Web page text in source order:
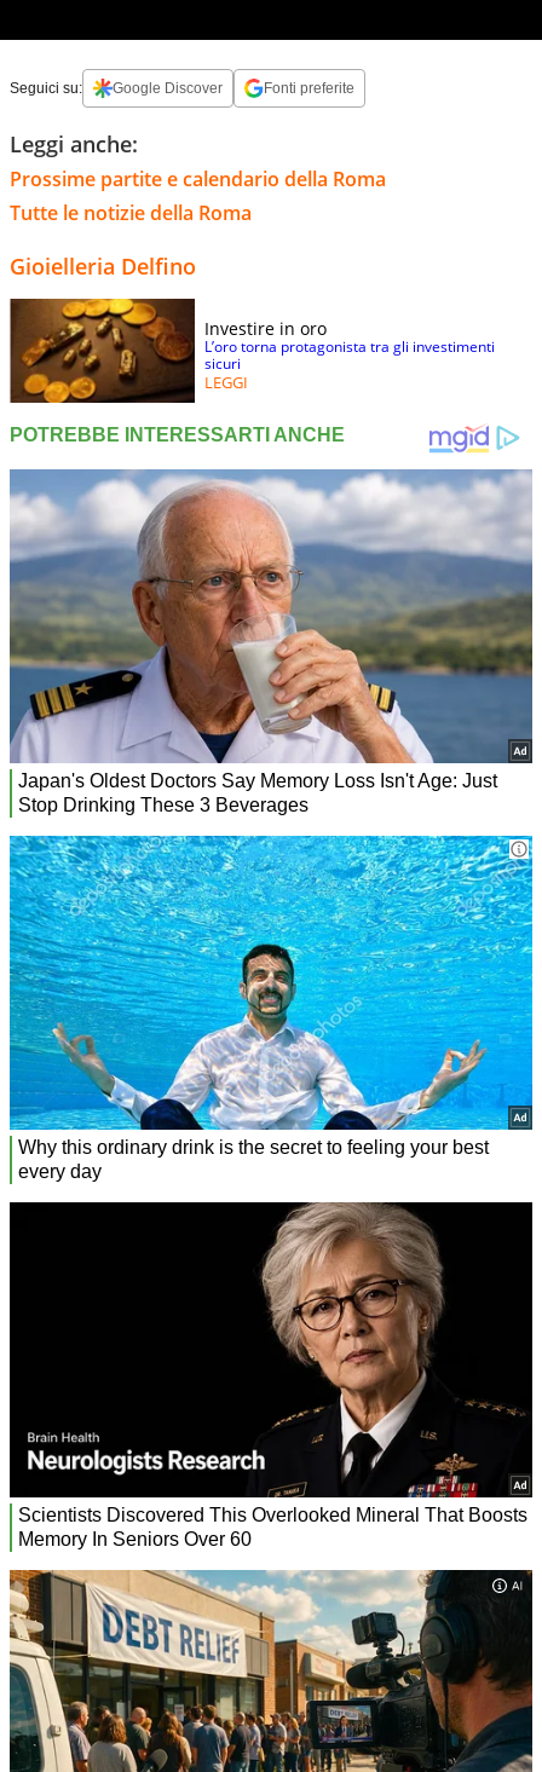
Seguici su: Google Discover Fonti preferite
Leggi anche:
Prossime partite e calendario della Roma
Tutte le notizie della Roma
Gioielleria Delfino
Investire in oro
L’oro torna protagonista tra gli investimenti
sicuri
LEGGI